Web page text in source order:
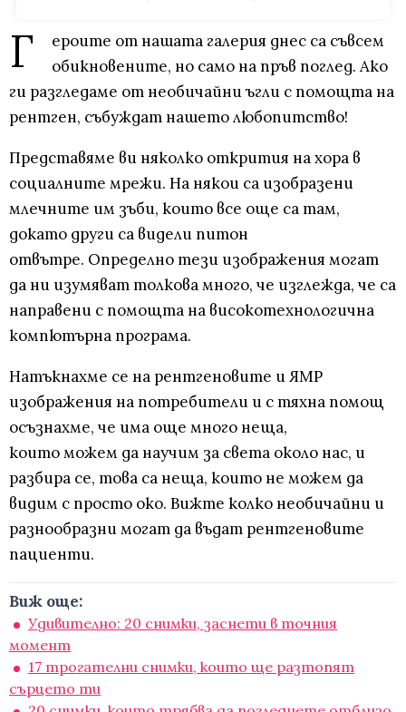
Г
ероите от нашата галерия днес са съвсем
обикновените, но само на пръв поглед. Ако
ги разгледаме от необичайни ъгли с помощта на
рентген, събуждат нашето любопитство!
Представяме ви няколко открития на хора в
социалните мрежи. На някои са изобразени
млечните им зъби, които все още са там,
докато други са видели питон
отвътре. Определно тези изображения могат
да ни изумяват толкова много, че изглежда, че са
направени с помощта на високотехнологична
компютърна програма.
Натъкнахме се на рентгеновите и ЯМР
изображения на потребители и с тяхна помощ
осъзнахме, че има още много неща,
които можем да научим за света около нас, и
разбира се, това са неща, които не можем да
видим с просто око. Вижте колко необичайни и
разнообразни могат да въдат рентгеновите
пациенти.
Виж още:
Удивително: 20 снимки, заснети в точния
момент
17 трогателни снимки, които ще разтопят
сърцето ти